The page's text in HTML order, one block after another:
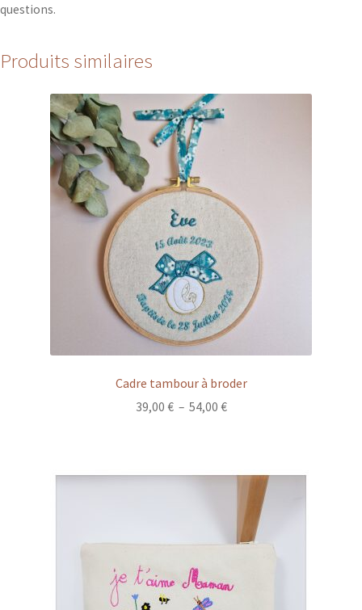
questions.
Produits similaires
Cadre tambour à broder
39,00 € – 54,00 €Plage
54,00 €